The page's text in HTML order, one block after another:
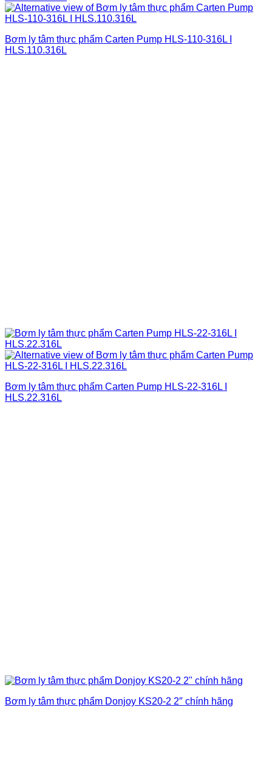
Bơm ly tâm thực phẩm Carten Pump HLS-110-316L I
HLS.110.316L
Bơm ly tâm thực phẩm Carten Pump HLS-22-316L I
HLS.22.316L
Bơm ly tâm thực phẩm Donjoy KS20-2 2″ chính hãng